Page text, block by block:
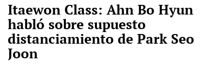
Itaewon Class: Ahn Bo Hyun
habló sobre supuesto
distanciamiento de Park Seo
Joon